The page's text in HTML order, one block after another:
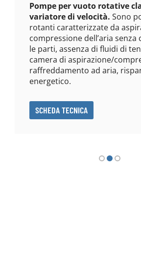
Pompe per vuoto rotative
variatore di velocità. Sono
rotanti caratterizzate da
compressione dell’aria
le parti, assenza di fluidi di
camera di aspirazione/
raffreddamento ad aria,
energetico.
SCHEDA TECNICA